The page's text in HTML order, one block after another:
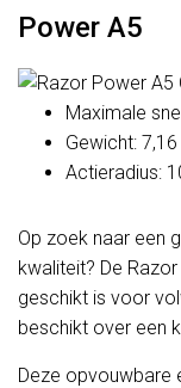
Power A5
Maximale
Gewicht:
Actieradius:
Op zoek naar een
kwaliteit? De
geschikt is voor
beschikt over een
Deze opvouwbare